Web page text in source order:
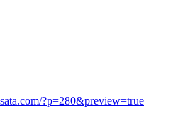
?p=280&preview=true